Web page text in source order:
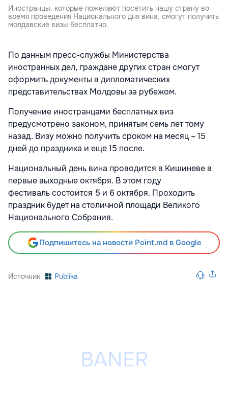
Иностранцы, которые пожелают посетить нашу страну во
время проведения Национального дня вина, смогут получить
молдавские визы бесплатно.
По данным пресс-службы Министерства
иностранных дел, граждане других стран смогут
оформить документы в дипломатических
представительствах Молдовы за рубежом.
Получение иностранцами бесплатных виз
предусмотрено законом, принятым семь лет тому
назад. Визу можно получить сроком на месяц – 15
дней до праздника и еще 15 после.
Национальный день вина проводится в Кишиневе в
первые выходные октября. В этом году
фестиваль состоится 5 и 6 октября. Проходить
праздник будет на столичной площади Великого
Национального Собрания.
Подпишитесь на новости Point.md в Google
Источник Publika